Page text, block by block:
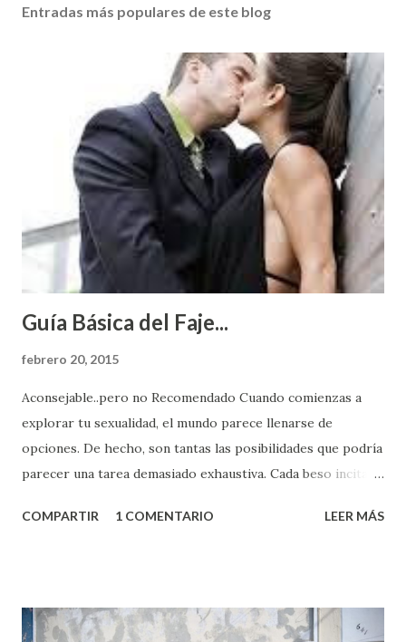
Entradas más populares de este blog
Guía Básica del Faje...
febrero 20, 2015
Aconsejable..pero no Recomendado Cuando comienzas a
explorar tu sexualidad, el mundo parece llenarse de
opciones. De hecho, son tantas las posibilidades que podría
parecer una tarea demasiado exhaustiva. Cada beso incita
partes de ti que jamás hubieras imaginado. El problema es
conoces ni la mitad de lo que deberías saber. Pero incluso
COMPARTIR 1 COMENTARIO LEER MÁS